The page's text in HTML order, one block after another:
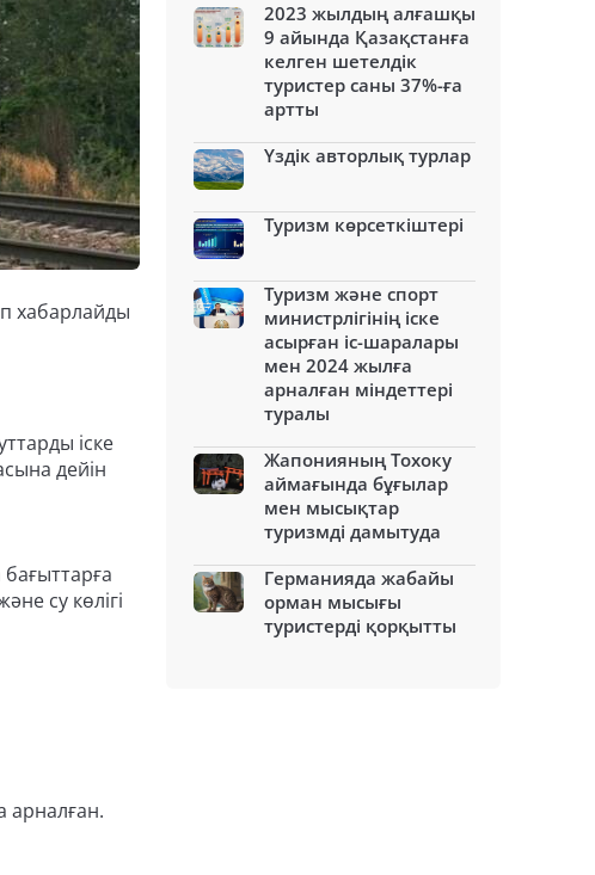
хабарлайды
іске
дейін
су көлігі
арналған.
2023 жылдың алғашқы
9 айында Қазақстанға
келген шетелдік
туристер саны 37%-ға
артты
Үздік авторлық турлар
Туризм көрсеткіштері
Туризм және спорт
министрлігінің іске
асырған іс-шаралары
мен 2024 жылға
арналған міндеттері
туралы
Жапонияның Тохоку
аймағында бұғылар
мен мысықтар
туризмді дамытуда
Германияда жабайы
орман мысығы
туристерді қорқытты